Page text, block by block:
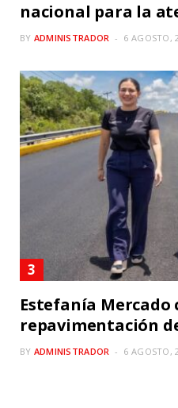
nacional para la
BY ADMINISTRADOR 6 AGOSTO,
Estefanía Mercado
repavimentación
BY ADMINISTRADOR 6 AGOSTO,